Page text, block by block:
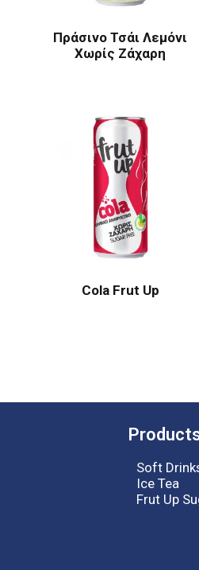
Πράσινο Τσάι Λεμόνι
Χωρίς Ζάχαρη
Cola Frut Up
Soft
Ice Tea
Frut Up